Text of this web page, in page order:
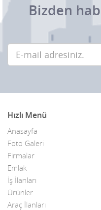
Bizden
Hızlı Menü
Anasayfa
Foto Galeri
Firmalar
Emlak
İş İlanları
Ürünler
Araç İlanları